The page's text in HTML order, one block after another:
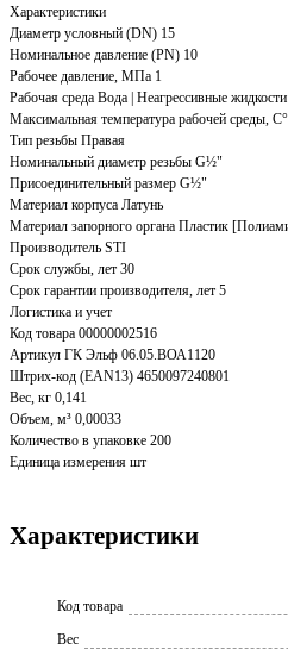
Характеристики
Диаметр условный (DN) 15
Номинальное давление (PN) 10
Рабочее давление, МПа 1
Рабочая среда Вода | Неагрессивные жидкости
Максимальная температура рабочей среды,
Тип резьбы Правая
Номинальный диаметр резьбы G½"
Присоединительный размер G½"
Материал корпуса Латунь
Материал запорного органа Пластик
Производитель STI
Срок службы, лет 30
Срок гарантии производителя, лет 5
Логистика и учет
Код товара 00000002516
Артикул ГК Эльф 06.05.ВОА1120
Штрих-код (EAN13) 4650097240801
Вес, кг 0,141
Объем, м³ 0,00033
Количество в упаковке 200
Единица измерения шт
Характеристики
Код товара
Вес